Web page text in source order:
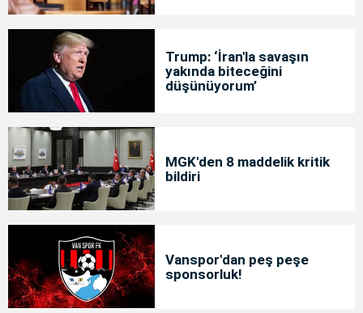
Trump: ‘İran'la savaşın
yakında biteceğini
düşünüyorum’
MGK'den 8 maddelik kritik
bildiri
Vanspor'dan peş peşe
sponsorluk!